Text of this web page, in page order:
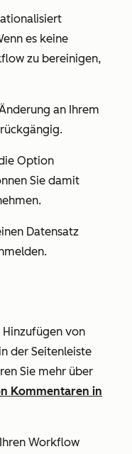
es keine
zu bereinigen,
an Ihrem
Option
Sie damit
Datensatz
von
der Seitenleiste
Sie mehr über
Kommentaren in
Workflow